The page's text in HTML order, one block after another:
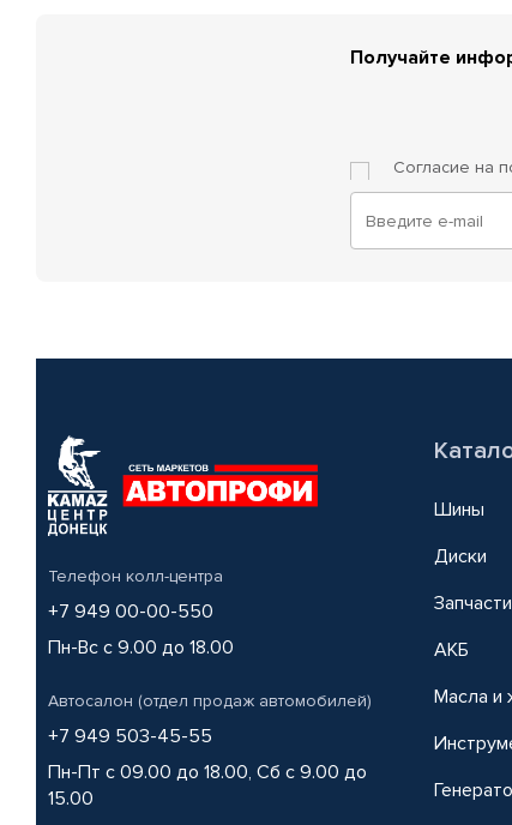
Получайте
Согласие на
Телефон колл-центра
+7 949 00-00-550
Пн-Вс с 9.00 до 18.00
Автосалон (отдел продаж автомобилей)
+7 949 503-45-55
Пн-Пт с 09.00 до 18.00, Сб с 9.00 до
15.00
Шины
Диски
Запчасти
АКБ
Масла и